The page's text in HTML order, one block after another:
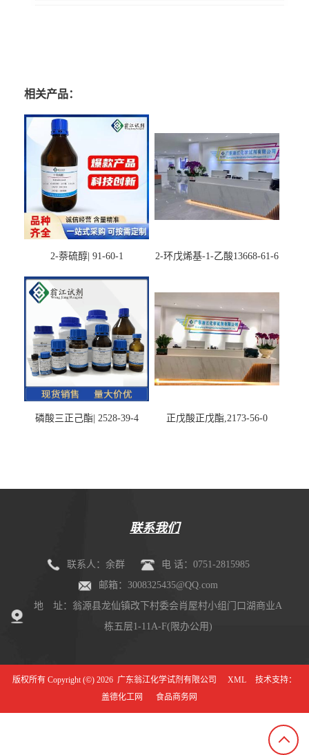
相关产品：
2-萘硫醇| 91-60-1 2-环戊烯基-1-乙酸13668-61-6
磷酸三正己酯| 2528-39-4 正戊酸正戊酯,2173-56-0
联系我们
联系人：余群
电 话：0751-2815985
邮箱：3008325435@QQ.com
地 址：翁源县龙仙镇改下村委会肖屋村小组门口湖商业A
栋五层1-11A-F(限办公用)
版权所有 Copyright (©) 2026 广东翁江化学试剂有限公司 XML
技术支持：
盖德化工网
食品商务网